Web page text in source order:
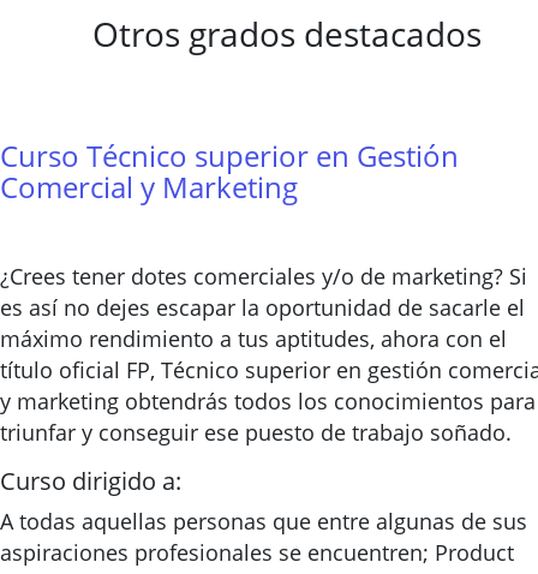
Otros grados destacados
Curso Técnico superior en Gestión
Comercial y Marketing
¿Crees tener dotes comerciales y/o de marketing? Si
es así no dejes escapar la oportunidad de sacarle el
máximo rendimiento a tus aptitudes, ahora con el
título oficial FP, Técnico superior en gestión
y marketing obtendrás todos los conocimientos para
triunfar y conseguir ese puesto de trabajo soñado.
Curso dirigido a:
A todas aquellas personas que entre algunas de sus
aspiraciones profesionales se encuentren; Product